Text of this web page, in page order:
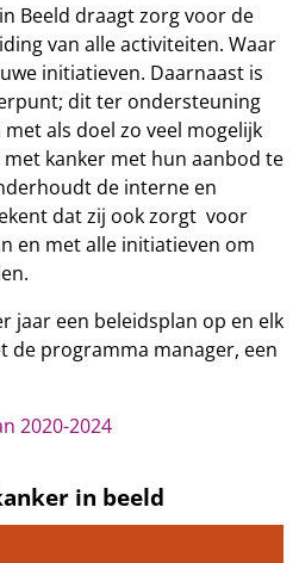
Beeld draagt zorg voor de
van alle activiteiten. Waar
initiatieven. Daarnaast is
dit ter ondersteuning
als doel zo veel mogelijk
kanker met hun aanbod te
de interne en
dat zij ook zorgt voor
en met alle initiatieven om
jaar een beleidsplan op en elk
de programma manager, een
2020-2024
in beeld